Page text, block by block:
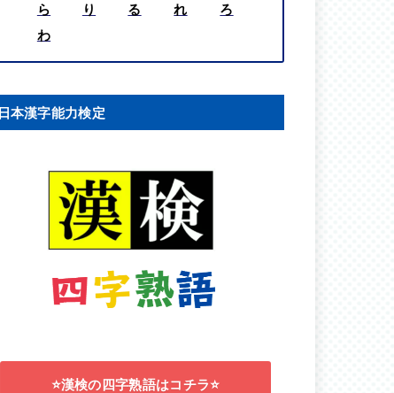
ら
り る れ
ろ
わ
日本漢字能力検定
⭐漢検の四字熟語はコチラ⭐